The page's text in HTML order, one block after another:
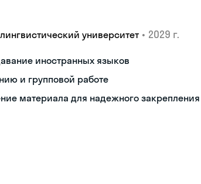
университет • 2029 г.
иностранных языков
и групповой работе
материала для надежного закрепления